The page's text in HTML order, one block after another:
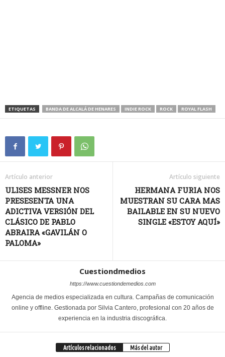
ETIQUETAS BANDA DE ALCALÁ DE HENARES INDIE ROCK ROCK ROYAL FLASH
Artículo anterior
ULISES MESSNER NOS
PRESESENTA UNA
ADICTIVA VERSIÓN DEL
CLÁSICO DE PABLO
ABRAIRA «GAVILÁN O
PALOMA»
Artículo siguiente
HERMANA FURIA NOS
MUESTRAN SU CARA MAS
BAILABLE EN SU NUEVO
SINGLE «ESTOY AQUÍ»
Cuestiondmedios
https://www.cuestiondemedios.com
Agencia de medios especializada en cultura. Campañas de comunicación
online y offline. Gestionada por Silvia Cantero, profesional con 20 años de
experiencia en la industria discográfica.
Artículos relacionados Más del autor